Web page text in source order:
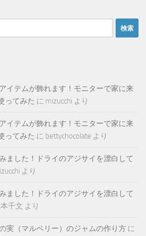
イテムが飾れます！モニターで家に来
ってみた に mizucchi より
イテムが飾れます！モニターで家に来
ってみた に bettychocolate より
ました！ドライのアジサイを漂白して
より
ました！ドライのアジサイを漂白して
千文 より
実（マルベリー）のジャムの作り方 に